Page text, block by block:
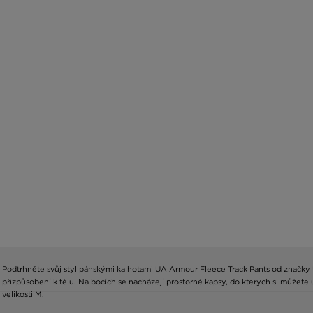
Podtrhněte svůj styl pánskými kalhotami UA Armour Fleece Track Pants od
přizpůsobení k tělu. Na bocích se nacházejí prostorné kapsy, do kterých si
velikosti M.